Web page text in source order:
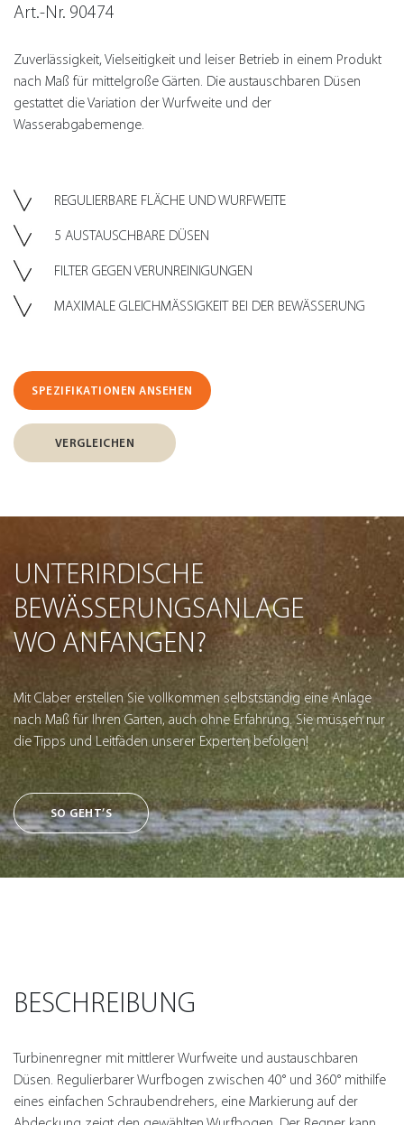
Art.-Nr. 90474
Zuverlässigkeit, Vielseitigkeit und leiser Betrieb in einem Produkt
nach Maß für mittelgroße Gärten. Die austauschbaren Düsen
gestattet die Variation der Wurfweite und der
Wasserabgabemenge.
REGULIERBARE FLÄCHE UND WURFWEITE
5 AUSTAUSCHBARE DÜSEN
FILTER GEGEN VERUNREINIGUNGEN
MAXIMALE GLEICHMÄSSIGKEIT BEI DER BEWÄSSERUNG
SPEZIFIKATIONEN ANSEHEN
VERGLEICHEN
UNTERIRDISCHE
BEWÄSSERUNGSANLAGE
WO ANFANGEN?
Mit Claber erstellen Sie vollkommen selbstständig eine Anlage
nach Maß für Ihren Garten, auch ohne Erfahrung. Sie müssen nur
die Tipps und Leitfäden unserer Experten befolgen!
SO GEHT’S
BESCHREIBUNG
Turbinenregner mit mittlerer Wurfweite und austauschbaren
Düsen. Regulierbarer Wurfbogen zwischen 40° und 360° mithilfe
eines einfachen Schraubendrehers, eine Markierung auf der